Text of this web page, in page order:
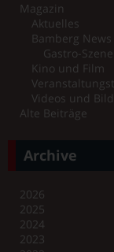
Magazin
Aktuelles
Bamberg News
Gastro-Szene
Kino und Film
Videos und
Alte Beiträge
Archive
2026
2025
2024
2023